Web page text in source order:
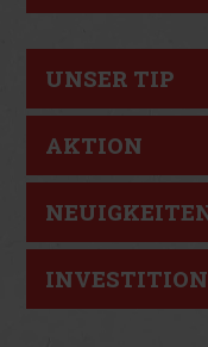
UNSER TIP
AKTION